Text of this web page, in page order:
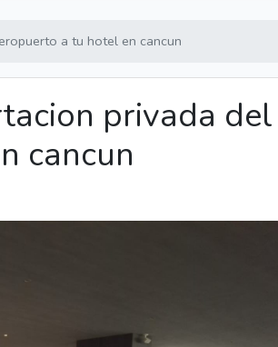
a tu hotel en cancun
privada del
cancun